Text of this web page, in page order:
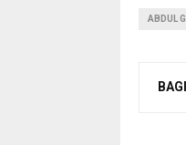
ABDUL